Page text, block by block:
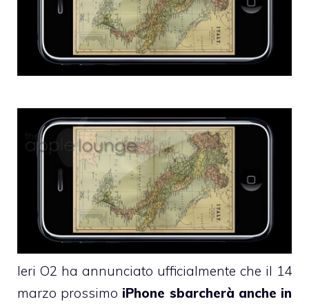
Ieri O2 ha annunciato ufficialmente che il 14
marzo prossimo iPhone sbarcherà anche in